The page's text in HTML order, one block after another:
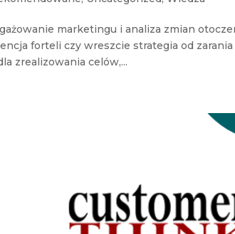
marketingu i analiza zmian
forteli czy wreszcie strategia od
zrealizowania celów,...